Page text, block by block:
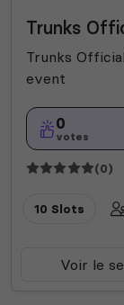
Trunks
Trunks
event
0
votes
(0)
10 Slots
Voir le